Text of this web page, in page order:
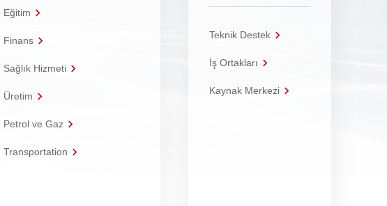
Eğitim
Finans
Sağlık Hizmeti
Üretim
Petrol ve Gaz
Transportation
Teknik Destek
İş Ortakları
Kaynak Merkezi